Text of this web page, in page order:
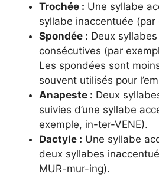
Trochée : Une syllabe
syllabe inaccentuée
Spondée : Deux
consécutives (par
Les spondées sont
souvent utilisés pour
Anapeste : Deux
suivies d’une syllabe
exemple, in-ter-VENE).
Dactyle : Une syllabe
deux syllabes
MUR-mur-ing).